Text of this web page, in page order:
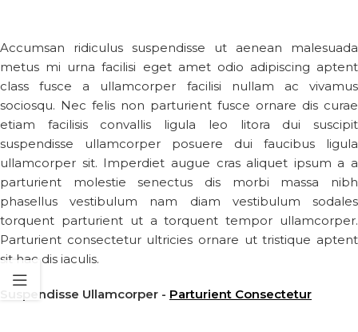
Accumsan ridiculus suspendisse ut aenean malesuada
metus mi urna facilisi eget amet odio adipiscing aptent
class fusce a ullamcorper facilisi nullam ac vivamus
sociosqu. Nec felis non parturient fusce ornare dis curae
etiam facilisis convallis ligula leo litora dui suscipit
suspendisse ullamcorper posuere dui faucibus ligula
ullamcorper sit. Imperdiet augue cras aliquet ipsum a a
parturient molestie senectus dis morbi massa nibh
phasellus vestibulum nam diam vestibulum sodales
torquent parturient ut a torquent tempor ullamcorper.
Parturient consectetur ultricies ornare ut tristique aptent
sit hac dis iaculis.
Suspendisse Ullamcorper - Parturient Consectetur